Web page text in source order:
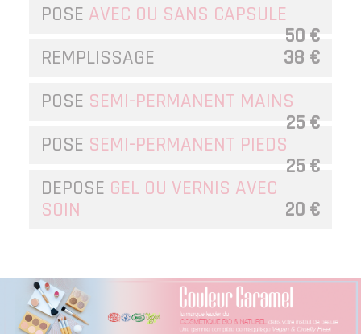
POSE AVEC OU SANS CAPSULE
50 €
REMPLISSAGE
38 €
POSE SEMI-PERMANENT MAINS
25 €
POSE SEMI-PERMANENT PIEDS
25 €
DEPOSE GEL OU VERNIS AVEC
SOIN
20 €